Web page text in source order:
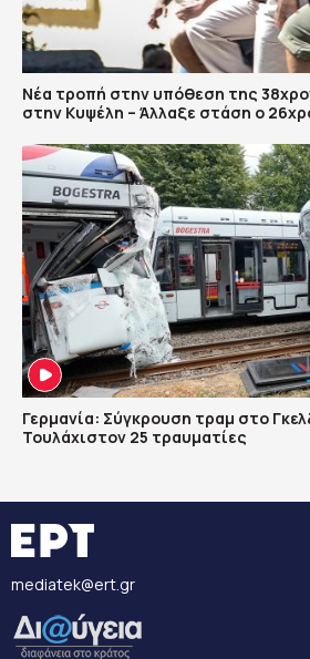
Νέα τροπή στην υπόθεση της
στην Κυψέλη – Άλλαξε στάση ο
Γερμανία: Σύγκρουση τραμ στο
Τουλάχιστον 25 τραυματίες
mediatek@ert.gr